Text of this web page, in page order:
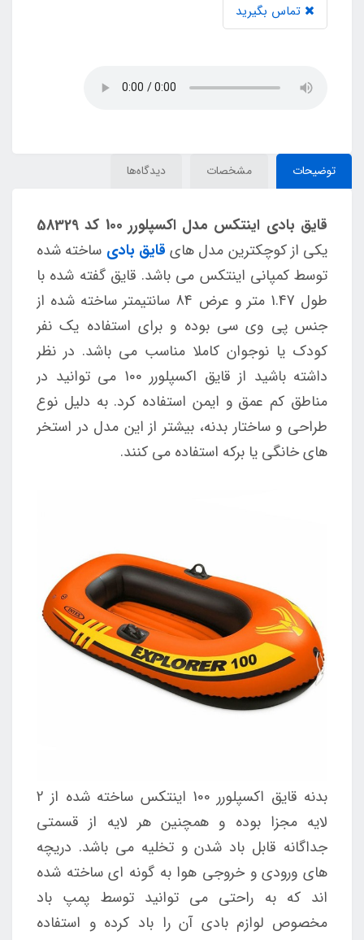
تماس بگیرید
توضیحات مشخصات دیدگاه‌ها
قایق بادی اینتکس مدل اکسپلورر 100
کد 58329
یکی از کوچکترین مدل های قایق بادی ساخته شده
توسط کمپانی اینتکس می باشد. قایق گفته شده با
طول 1.47 متر و عرض 84 سانتیمتر ساخته شده از
جنس پی وی سی بوده و برای استفاده یک نفر
کودک یا نوجوان کاملا مناسب می باشد. در نظر
داشته باشید از قایق اکسپلورر 100 می توانید در
مناطق کم عمق و ایمن استفاده کرد. به دلیل نوع
طراحی و ساختار بدنه، بیشتر از این مدل در استخر
های خانگی یا برکه استفاده می کنند.
بدنه قایق اکسپلورر 100 اینتکس ساخته شده از 2
لایه مجزا بوده و همچنین هر لایه از قسمتی
جداگانه قابل باد شدن و تخلیه می باشد. دریچه
های ورودی و خروجی هوا به گونه ای ساخته شده
اند که به راحتی می توانید توسط پمپ باد
مخصوص لوازم بادی آن را باد کرده و استفاده